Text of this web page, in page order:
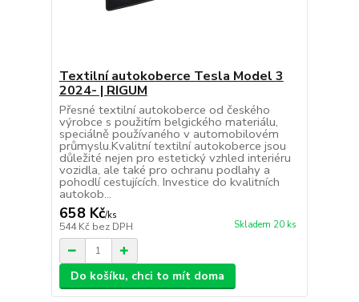
Textilní autokoberce Tesla Model 3
2024- | RIGUM
Přesné textilní autokoberce od českého
výrobce s použitím belgického materiálu,
speciálně používaného v automobilovém
průmyslu.Kvalitní textilní autokoberce jsou
důležité nejen pro estetický vzhled interiéru
vozidla, ale také pro ochranu podlahy a
pohodlí cestujících. Investice do kvalitních
autokob...
658 Kč/ks
544 Kč bez DPH Skladem 20 ks
Do košíku, chci to mít doma